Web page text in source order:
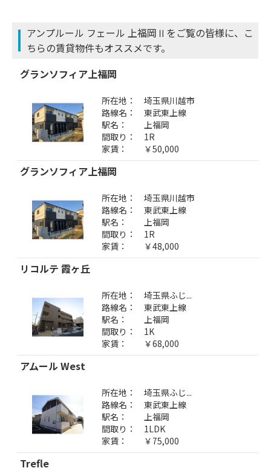
アンプルール フェール 上福岡Ⅱをご覧の皆様に、こ
ちらの賃貸物件もオススメです。
グランソフィア上福岡
所在地：
埼玉県川越市
路線名：
東武東上線
駅名：
上福岡
間取り：
1R
家賃：
￥50,000
グランソフィア上福岡
所在地：
埼玉県川越市
路線名：
東武東上線
駅名：
上福岡
間取り：
1R
家賃：
￥48,000
リコルテ 霞ヶ丘
所在地：
埼玉県ふじ...
路線名：
東武東上線
駅名：
上福岡
間取り：
1K
家賃：
￥68,000
アムール West
所在地：
埼玉県ふじ...
路線名：
東武東上線
駅名：
上福岡
間取り：
1LDK
家賃：
￥75,000
Trefle